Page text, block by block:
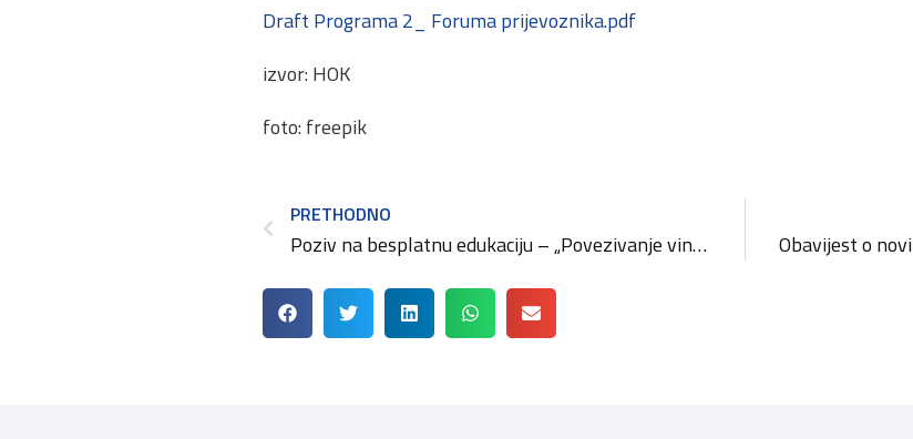
Draft Programa 2_ Foruma prijevoznika.pdf
izvor: HOK
foto: freepik
PRETHODNO
Poziv na besplatnu edukaciju – „Povezivanje vina i gastronomske ponude“ / HZZ vaučer